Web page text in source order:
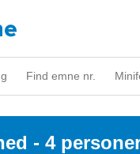
Find emne nr.
- 4